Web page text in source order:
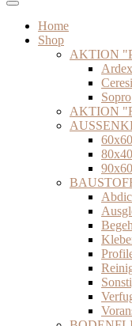
Home
Shop
AKTION
Ardex
Sopro
AKTION